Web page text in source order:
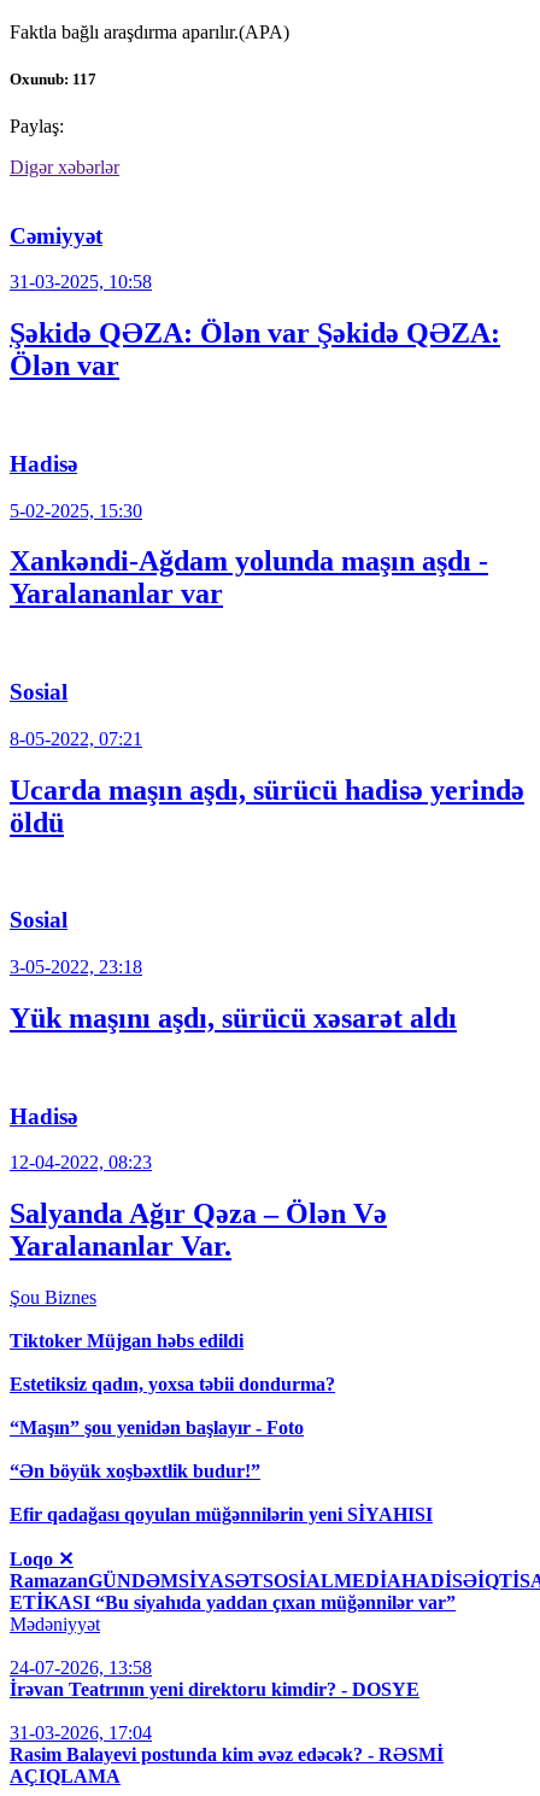
Faktla bağlı araşdırma aparılır.(APA)
Oxunub: 117
Paylaş:
Digər xəbərlər
Cəmiyyət
31-03-2025, 10:58
Şəkidə QƏZA: Ölən var Şəkidə QƏZA:
Ölən var
Hadisə
5-02-2025, 15:30
Xankəndi-Ağdam yolunda maşın aşdı -
Yaralananlar var
Sosial
8-05-2022, 07:21
Ucarda maşın aşdı, sürücü hadisə yerində
öldü
Sosial
3-05-2022, 23:18
Yük maşını aşdı, sürücü xəsarət aldı
Hadisə
12-04-2022, 08:23
Salyanda Ağır Qəza – Ölən Və
Yaralananlar Var.
Şou Biznes
Tiktoker Müjgan həbs edildi
Estetiksiz qadın, yoxsa təbii dondurma?
“Maşın” şou yenidən başlayır - Foto
“Ən böyük xoşbəxtlik budur!”
Efir qadağası qoyulan müğənnilərin yeni SİYAHISI
Loqo ✕
ETİKASI “Bu siyahıda yaddan çıxan müğənnilər var”
Mədəniyyət
24-07-2026, 13:58
İrəvan Teatrının yeni direktoru kimdir? - DOSYE
31-03-2026, 17:04
Rasim Balayevi postunda kim əvəz edəcək? - RƏSMİ
AÇIQLAMA